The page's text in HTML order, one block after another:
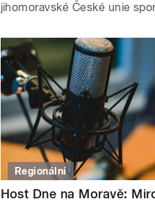
jihomoravské České unie
Regionální
Host Dne na Moravě: